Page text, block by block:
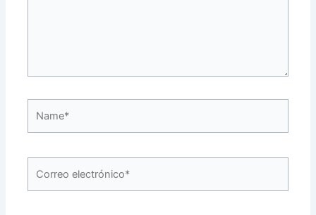
electrónico*